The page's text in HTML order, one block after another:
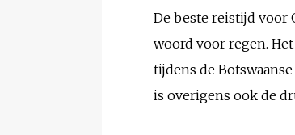
De beste reistijd voor
woord voor regen.
tijdens de
is overigens ook de